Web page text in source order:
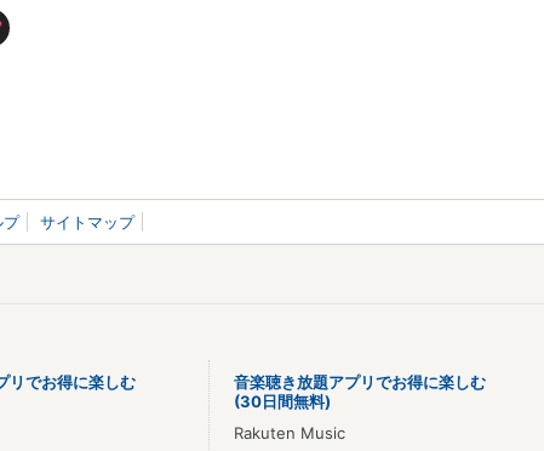
プ サイトマップ
リでお得に楽しむ
音楽聴き放題アプリでお得に楽しむ
(30日間無料)
Rakuten Music